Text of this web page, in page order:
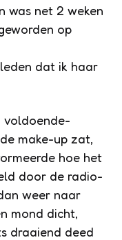
was net 2 weken
op
dat ik haar
voldoende-
make-up zat,
hoe het
door de radio-
weer naar
mond dicht,
draaiend deed